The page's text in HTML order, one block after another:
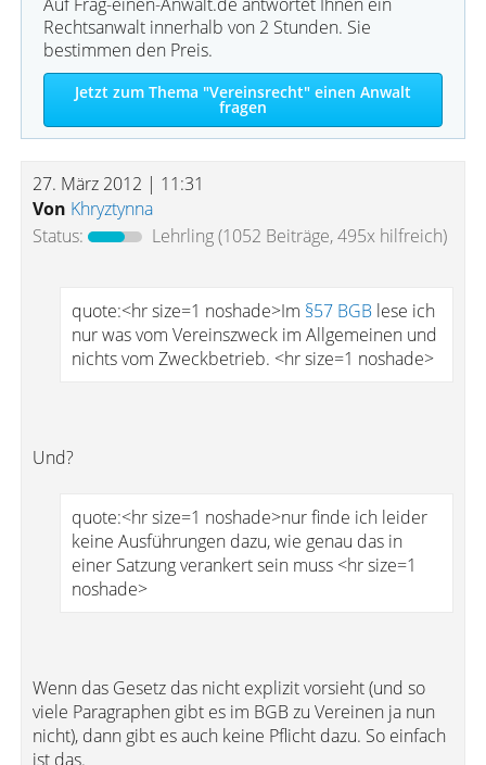
Rechtsanwalt innerhalb von 2 Stunden. Sie
bestimmen den Preis.
Jetzt zum Thema "Vereinsrecht" einen Anwalt
fragen
27. März 2012 | 11:31
Von Khryztynna
Status:
Lehrling(1052 Beiträge, 495x hilfreich)
quote:<hr size=1 noshade>Im §57 BGBlese ich
nur was vom Vereinszweck im Allgemeinen und
nichts vom Zweckbetrieb. <hr size=1 noshade>
Und?
quote:<hr size=1 noshade>nur finde ich leider
keine Ausführungen dazu, wie genau das in
einer Satzung verankert sein muss <hr size=1
noshade>
Wenn das Gesetz das nicht explizit vorsieht (und so
viele Paragraphen gibt es im BGB zu Vereinen ja nun
nicht), dann gibt es auch keine Pflicht dazu. So einfach
ist das.